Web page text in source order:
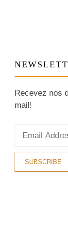
Recevez nos
mail!